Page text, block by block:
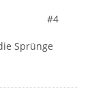
#4
Sprünge